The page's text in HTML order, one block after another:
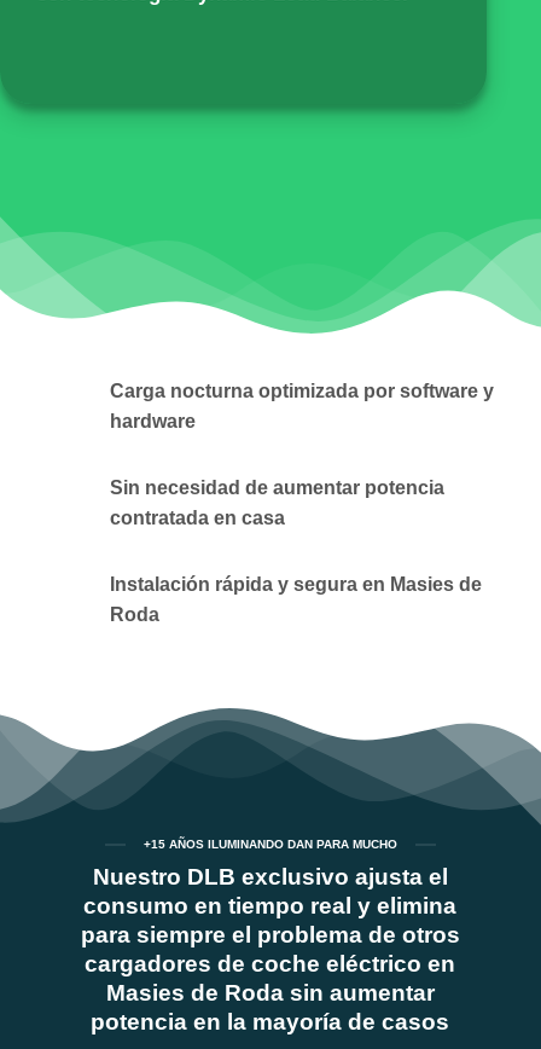
Carga nocturna optimizada por software y
hardware
Sin necesidad de aumentar potencia
contratada en casa
Instalación rápida y segura en Masies de
Roda
+15 AÑOS ILUMINANDO DAN PARA MUCHO
Nuestro DLB exclusivo ajusta el
consumo en tiempo real y elimina
para siempre el problema de otros
cargadores de coche eléctrico en
Masies de Roda sin aumentar
potencia en la mayoría de casos